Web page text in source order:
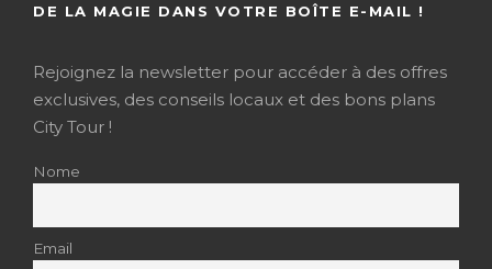
DE LA MAGIE DANS VOTRE BOÎTE E-MAIL !
Rejoignez la newsletter pour accéder à des offres
exclusives, des conseils locaux et des bons plans
City Tour !
Nome
Email